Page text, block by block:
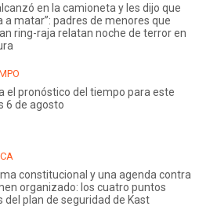
en la camioneta y les dijo que
a matar”: padres de menores que
ring-raja relatan noche de terror en
el pronóstico del tiempo para este
6 de agosto
constitucional y una agenda contra
organizado: los cuatro puntos
del plan de seguridad de Kast